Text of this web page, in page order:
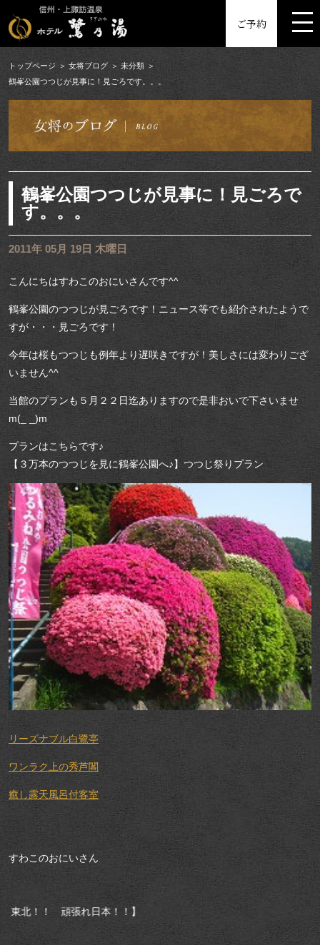
ご予約
トップページ 女将ブログ
未分類
鶴峯公園つつじが見事に！見ごろです。。。
鶴峯公園つつじが見事に！見ごろで
す。。。
2011年 05月 19日 木曜日
こんにちはすわこのおにいさんです^^
鶴峯公園のつつじが見ごろです！ニュース等でも紹介されたようで
すが・・・見ごろです！
今年は桜もつつじも例年より遅咲きですが！美しさには変わりござ
いません^^
当館のプランも５月２２日迄ありますので是非おいで下さいませ
m(_ _)m
プランはこちらです♪
【３万本のつつじを見に鶴峯公園へ♪】つつじ祭りプラン
リーズナブル白鷺亭
ワンラク上の秀芦閣
癒し露天風呂付客室
すわこのおにいさん
本！！】